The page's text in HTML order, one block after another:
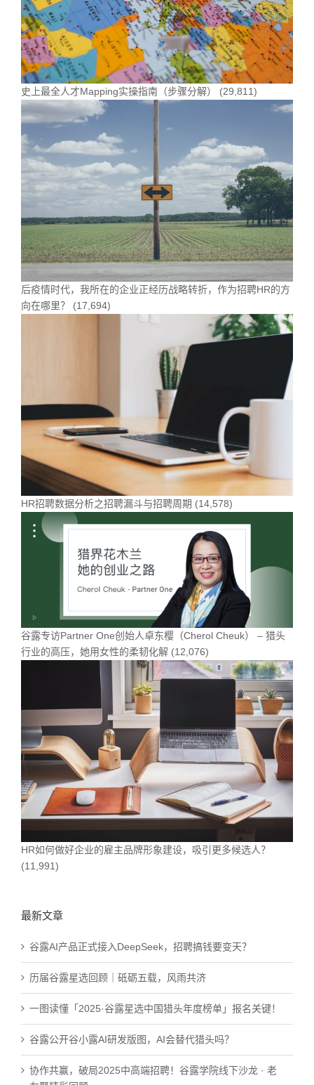
史上最全人才Mapping实操指南（步骤分解） (29,811)
后疫情时代，我所在的企业正经历战略转折，作为招聘HR的方
向在哪里？
(17,694)
HR招聘数据分析之招聘漏斗与招聘周期 (14,578)
谷露专访Partner One创始人卓东樱（Cherol Cheuk） – 猎头
行业的高压，她用女性的柔韧化解 (12,076)
HR如何做好企业的雇主品牌形象建设，吸引更多候选人？
(11,991)
最新文章
谷露AI产品正式接入DeepSeek，招聘搞钱要变天？
历届谷露星选回顾｜砥砺五载，风雨共济
一图读懂「2025·谷露星选中国猎头年度榜单」报名关键！
谷露公开谷小露AI研发版图，AI会替代猎头吗？
协作共赢，破局2025中高端招聘！谷露学院线下沙龙 · 老